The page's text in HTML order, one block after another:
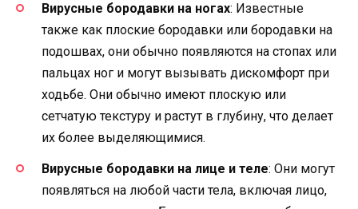
Вирусные бородавки на ногах: Известные
также как плоские бородавки или бородавки на
подошвах, они обычно появляются на стопах или
пальцах ног и могут вызывать дискомфорт при
ходьбе. Они обычно имеют плоскую или
сетчатую текстуру и растут в глубину, что делает
их более выделяющимися.
Вирусные бородавки на лице и теле: Они могут
появляться на любой части тела, включая лицо,